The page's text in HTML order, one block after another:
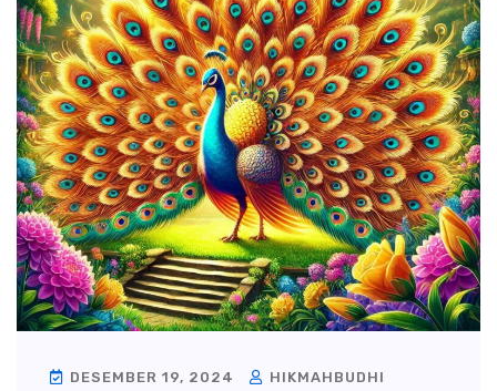
DESEMBER 19, 2024
HIKMAHBUDHI